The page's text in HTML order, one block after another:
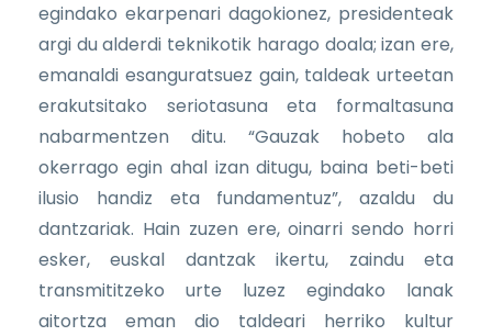
egindako ekarpenari dagokionez, presidenteak
argi du alderdi teknikotik harago doala; izan ere,
emanaldi esanguratsuez gain, taldeak urteetan
erakutsitako seriotasuna eta formaltasuna
nabarmentzen ditu. “Gauzak hobeto ala
okerrago egin ahal izan ditugu, baina beti-beti
ilusio handiz eta fundamentuz”, azaldu du
dantzariak. Hain zuzen ere, oinarri sendo horri
esker, euskal dantzak ikertu, zaindu eta
transmititzeko urte luzez egindako lanak
aitortza eman dio taldeari herriko kultur